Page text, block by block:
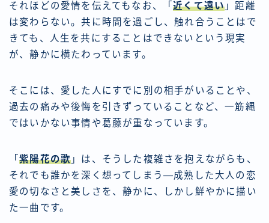
それほどの愛情を伝えてもなお、「近くて遠い 」距離
は変わらない。共に時間を過ごし、触れ合うことはで
きても、人生を共にすることはできないという現実
が、静かに横たわっています。
そこには、愛した人にすでに別の相手がいることや、
過去の痛みや後悔を引きずっていることなど、一筋縄
ではいかない事情や葛藤が重なっています。
「紫陽花の歌 」は、そうした複雑さを抱えながらも、
それでも誰かを深く想ってしまう―成熟した大人の恋
愛の切なさと美しさを、静かに、しかし鮮やかに描い
た一曲です。